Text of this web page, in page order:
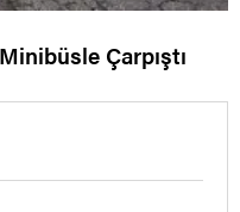
Çarpıştı